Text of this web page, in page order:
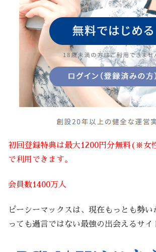
初回登録特典は最大1200円分無料(※女
で利用できます。
会員数1400万人
ピーシーマックスは、現在もっとも勢い
っても過言ではない最強の出会えるサイ